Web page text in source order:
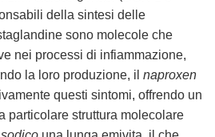
della sintesi delle
sono molecole che
nei processi di infiammazione,
la loro produzione, il naproxen
questi sintomi, offrendo un
particolare struttura molecolare